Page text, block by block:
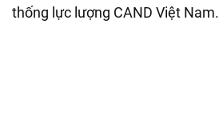
thống lực lượng CAND Việt Nam.